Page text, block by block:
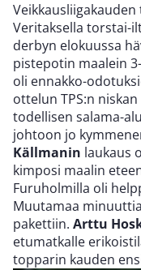
Veritaksella torstai-
derbyn elokuussa
pistepotin maalein
oli ennakko-
ottelun TPS:n
todellisen salama-
johtoon jo
Källmanin laukaus
kimposi maalin
Furuholmilla oli
Muutamaa
pakettiin. Arttu
etumatkalle
topparin kauden